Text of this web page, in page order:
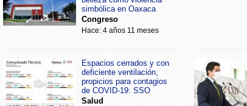
simbólica en Oaxaca
Congreso
Hace: 4 años 11 meses
Espacios cerrados y con
deficiente ventilación,
propicios para contagios
de COVID-19: SSO
Salud